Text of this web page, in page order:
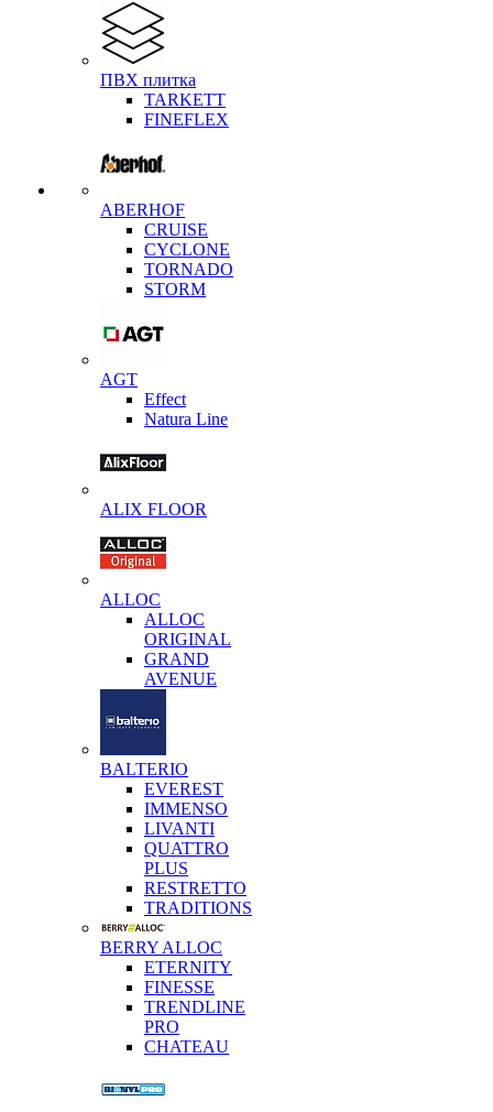
ПВХ плитка
TARKETT
FINEFLEX
ABERHOF
CRUISE
CYCLONE
TORNADO
STORM
AGT
Effect
Natura Line
ALIX FLOOR
ALLOC
ALLOC
ORIGINAL
GRAND
AVENUE
BALTERIO
EVEREST
IMMENSO
LIVANTI
QUATTRO
PLUS
RESTRETTO
TRADITIONS
BERRY ALLOC
ETERNITY
FINESSE
TRENDLINE
PRO
CHATEAU